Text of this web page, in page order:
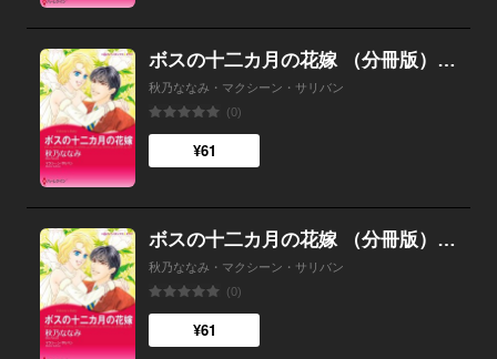
ボスの十二カ月の花嫁 （分冊版）6話
秋乃ななみ・マクシーン・サリバン
(0)
¥61
ボスの十二カ月の花嫁 （分冊版）5話
秋乃ななみ・マクシーン・サリバン
(0)
¥61